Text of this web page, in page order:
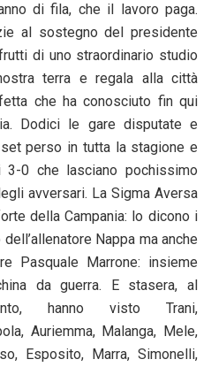
di fila, che il lavoro paga.
al sostegno del presidente
di uno straordinario studio
terra e regala alla città
che ha conosciuto fin qui
Dodici le gare disputate e
perso in tutta la stagione e
0 che lasciano pochissimo
avversari. La Sigma Aversa
della Campania: lo dicono i
Nappa ma anche
Pasquale Marrone: insieme
da guerra. E stasera, al
hanno visto Trani,
Auriemma, Malanga, Mele,
Esposito, Marra, Simonelli,